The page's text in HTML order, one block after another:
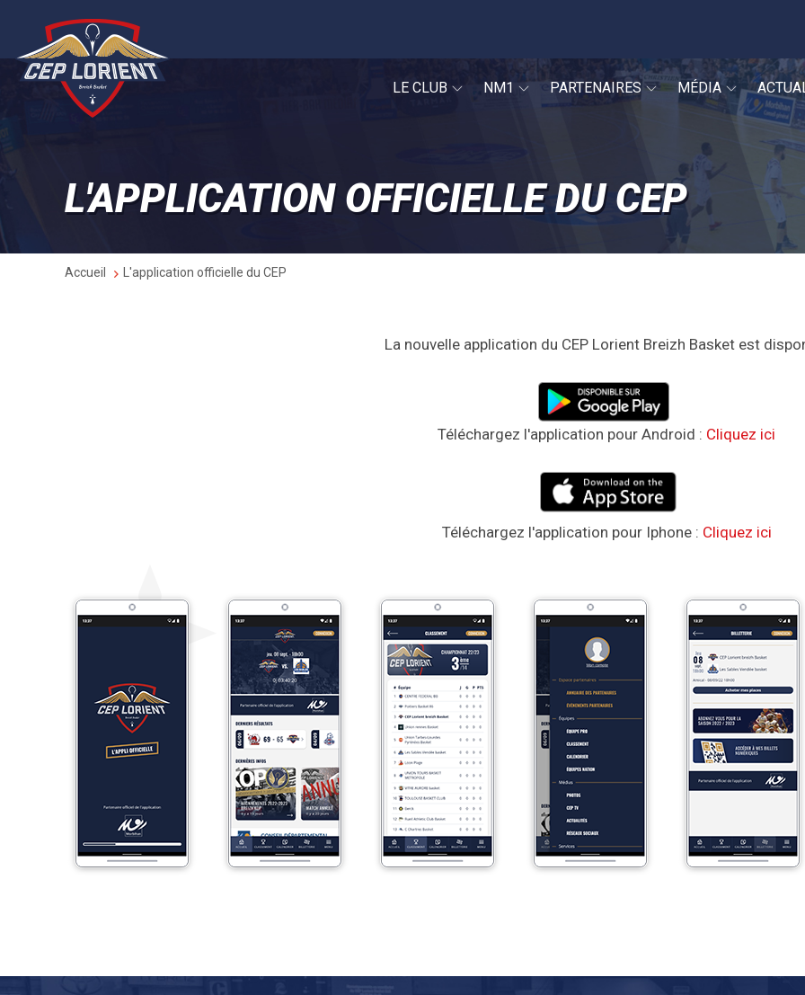
contenu
principal
LE CLUB NM1 PARTENAIRES MÉDIA
L'APPLICATION OFFICIELLE DU CEP
Fil
Accueil L'application officielle du CEP
La nouvelle application du CEP Lorient Breizh Basket est
Téléchargez l'application pour Android : Cliquez ici
Téléchargez l'application pour Iphone : Cliquez ici